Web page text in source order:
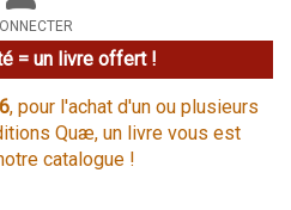
site
= un livre offert !
, pour l'achat d'un ou plusieurs
Quæ, un livre vous est
catalogue !